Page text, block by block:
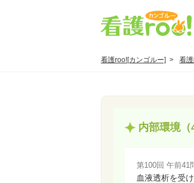
看護roo![カンゴルー] 看
内部環境
第100回 午前41
血液透析を受